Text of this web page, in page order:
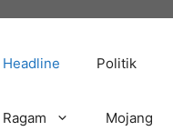
Headline Politik
Ragam Mojang